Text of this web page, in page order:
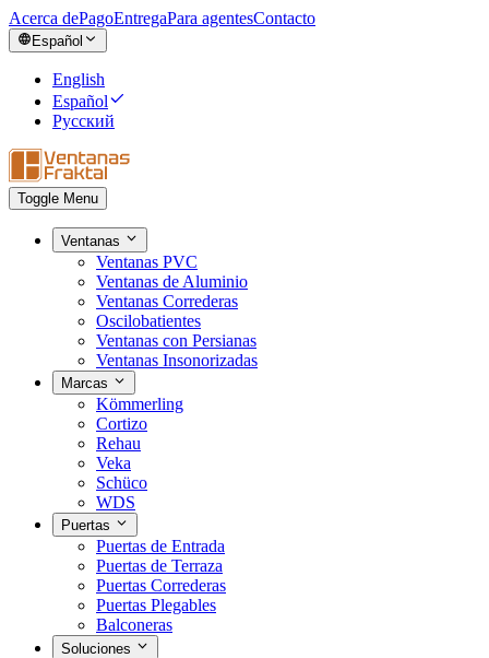
Acerca dePagoEntregaPara agentesContacto
Español
English
Español
Русский
Toggle Menu
Ventanas
Ventanas PVC
Ventanas de Aluminio
Ventanas Correderas
Oscilobatientes
Ventanas con Persianas
Ventanas Insonorizadas
Marcas
Kömmerling
Cortizo
Rehau
Veka
Schüco
WDS
Puertas
Puertas de Entrada
Puertas de Terraza
Puertas Correderas
Puertas Plegables
Balconeras
Soluciones